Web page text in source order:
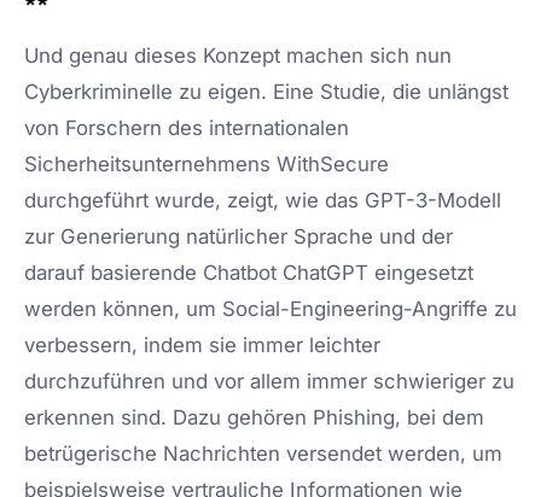
Und genau dieses Konzept machen sich nun
Cyberkriminelle zu eigen. Eine Studie, die unlängst
von Forschern des internationalen
Sicherheitsunternehmens WithSecure
durchgeführt wurde, zeigt, wie das GPT-3-Modell
zur Generierung natürlicher Sprache und der
darauf basierende Chatbot ChatGPT eingesetzt
werden können, um Social-Engineering-Angriffe zu
verbessern, indem sie immer leichter
durchzuführen und vor allem immer schwieriger zu
erkennen sind. Dazu gehören Phishing, bei dem
betrügerische Nachrichten versendet werden, um
beispielsweise vertrauliche Informationen wie